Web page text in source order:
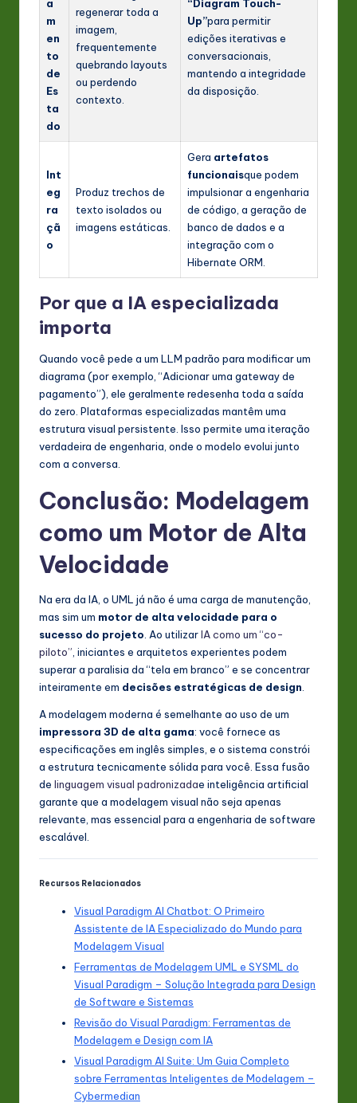
a
m
en
to
de
Es
ta
do
regenerar toda a
imagem,
frequentemente
quebrando layouts
ou perdendo
contexto.
“Diagram Touch-
Up”para permitir
edições iterativas e
conversacionais,
mantendo a integridade
da disposição.
Int
eg
ra
çã
o
Produz trechos de
texto isolados ou
imagens estáticas.
Gera artefatos
funcionaisque podem
impulsionar a engenharia
de código, a geração de
banco de dados e a
integração com o
Hibernate ORM.
Por que a IA especializada
importa
Quando você pede a um LLM padrão para modificar um
diagrama (por exemplo, “Adicionar uma gateway de
pagamento”), ele geralmente redesenha toda a saída
do zero. Plataformas especializadas mantêm uma
estrutura visual persistente. Isso permite uma iteração
verdadeira de engenharia, onde o modelo evolui junto
com a conversa.
Conclusão: Modelagem
como um Motor de Alta
Velocidade
Na era da IA, o UML já não é uma carga de manutenção,
mas sim um motor de alta velocidade para o
sucesso do projeto . Ao utilizarIA como um “co-
piloto” , iniciantes e arquitetos experientes podem
superar a paralisia da “tela em branco” e se concentrar
inteiramente em decisões estratégicas de design
A modelagem moderna é semelhante ao uso de um
impressora 3D de alta gama: você fornece as
especificações em inglês simples, e o sistema constrói
a estrutura tecnicamente sólida para você. Essa fusão
de linguagem visual padronizadae inteligência artificial
garante que a modelagem visual não seja apenas
relevante, mas essencial para a engenharia de software
escalável.
Recursos Relacionados
Visual Paradigm AI Chatbot: O Primeiro
Assistente de IA Especializado do Mundo para
Modelagem Visual
Ferramentas de Modelagem UML e SYSML do
Visual Paradigm – Solução Integrada para Design
de Software e Sistemas
Revisão do Visual Paradigm: Ferramentas de
Modelagem e Design com IA
Visual Paradigm AI Suite: Um Guia Completo
sobre Ferramentas Inteligentes de Modelagem –
Cybermedian